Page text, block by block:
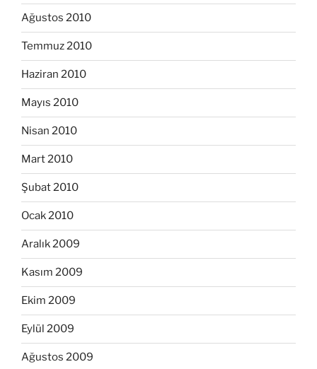
Ağustos 2010
Temmuz 2010
Haziran 2010
Mayıs 2010
Nisan 2010
Mart 2010
Şubat 2010
Ocak 2010
Aralık 2009
Kasım 2009
Ekim 2009
Eylül 2009
Ağustos 2009